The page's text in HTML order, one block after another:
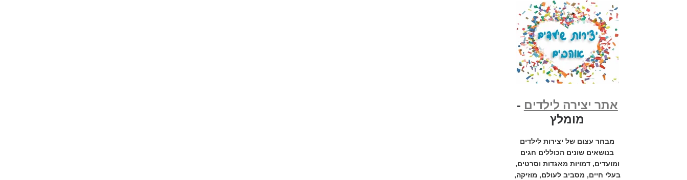
אתר יצירה לילדים -
מומלץ
מבחר עצום של יצירות לילדים
בנושאים שונים הכוללים חגים
ומועדים, דמויות מאגדות וסרטים,
בעלי חיים, מסביב לעולם, מוזיקה,